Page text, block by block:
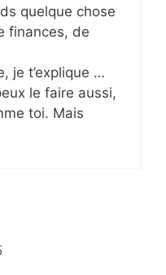
quelque chose
finances, de
je t’explique …
le faire aussi,
toi. Mais